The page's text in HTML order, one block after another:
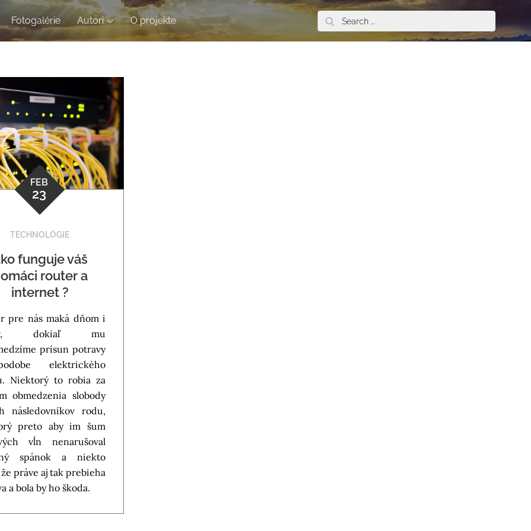
Fotogalérie Autori O projekte
Search
for:
FEB
23
TECHNOLÓGIE
funguje váš
router a
internet ?
pre nás maká dňom i
dokiaľ mu
prísun potravy
elektrického
Niektorý to robia za
obmedzenia slobody
následovníkov rodu,
preto aby im šum
vĺn nenarušoval
spánok a niekto
práve aj tak prebieha
a bola by ho škoda.